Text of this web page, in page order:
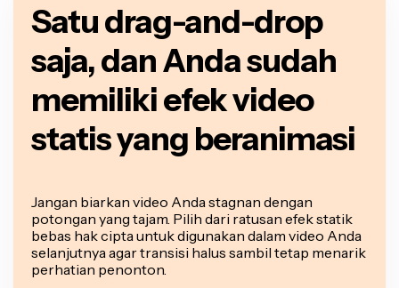
Satu drag-and-drop
saja, dan Anda sudah
memiliki efek video
statis yang beranimasi
Jangan biarkan video Anda stagnan dengan
potongan yang tajam. Pilih dari ratusan efek statik
bebas hak cipta untuk digunakan dalam video Anda
selanjutnya agar transisi halus sambil tetap menarik
perhatian penonton.